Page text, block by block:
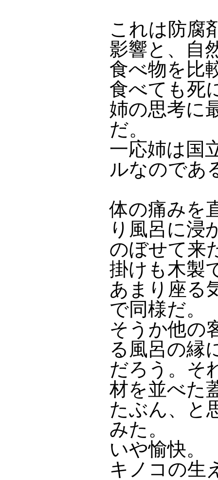
これは防腐
影響と、自
食べ物を比
食べても死
姉の思考に
だ。
一応姉は国
ルなのであ
体の痛みを
り風呂に浸
のぼせて来
掛けも木製
あまり座る
で同様だ。
そうか他の
る風呂の縁
だろう。そ
材を並べた
たぶん、と
みた。
いや愉快。
キノコの生